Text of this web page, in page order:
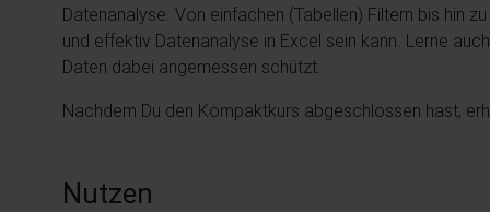
Datenanalyse. Von einfachen (Tabellen) Filtern bis hin
und effektiv Datenanalyse in Excel sein kann. Lerne
Daten dabei angemessen schützt.
Nachdem Du den Kompaktkurs abgeschlossen hast,
Nutzen